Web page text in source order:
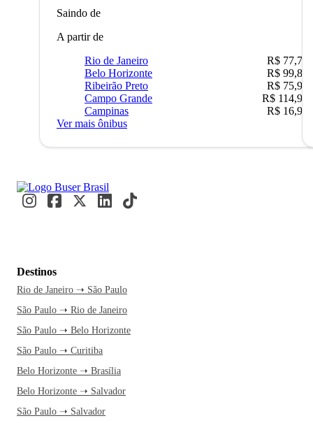
Saindo de
A partir de
Rio de Janeiro
R$ 77,70
Belo Horizonte
R$ 99,89
Ribeirão Preto
R$ 75,90
Campo Grande
R$ 114,90
Campinas
R$ 16,90
Ver mais ônibus
Destinos
Rio de Janeiro ➝ São Paulo
São Paulo ➝ Rio de Janeiro
São Paulo ➝ Belo Horizonte
São Paulo ➝ Curitiba
Belo Horizonte ➝ Brasília
Belo Horizonte ➝ Salvador
São Paulo ➝ Salvador